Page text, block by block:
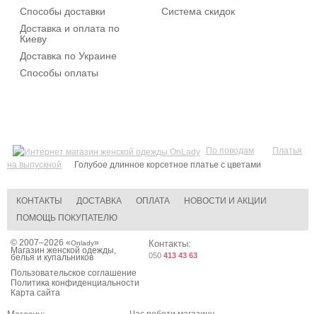
Способы доставки
Доставка и оплата по
Киеву
Доставка по Украине
Способы оплаты
Система скидок
По поводам
Платья
на выпускной
Голубое длинное корсетное платье c цветами
КОНТАКТЫ ДОСТАВКА ОПЛАТА
НОВОСТИ И АКЦИИ
ПОМОЩЬ ПОКУПАТЕЛЮ
© 2007–2026 «Onlady»
Магазин женской одежды,
белья и купальников
Пользовательское соглашение
Политика конфиденциальности
Карта сайта
Контакты:
050 413 43 63